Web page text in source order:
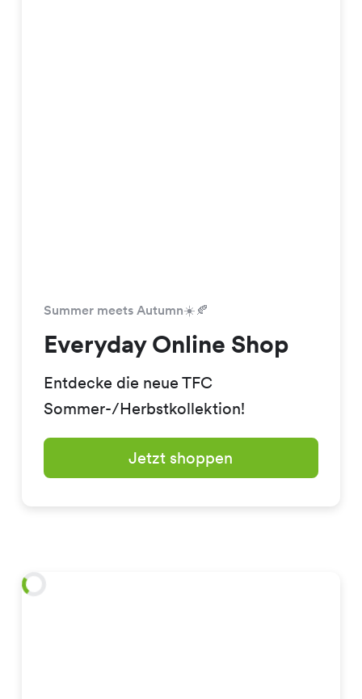
Summer meets Autumn☀️🍂
Everyday Online Shop
Entdecke die neue TFC
Sommer-/Herbstkollektion!
Jetzt shoppen